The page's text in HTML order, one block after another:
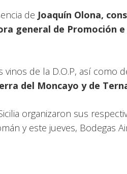
de Joaquín Olona,
general de Promoción
de la D.O.P, así como
del Moncayo y de
organizaron sus
y este jueves, Bodegas